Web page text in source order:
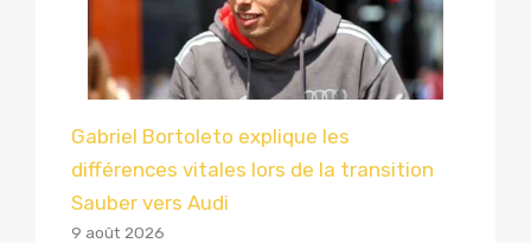
Gabriel Bortoleto explique les
différences vitales lors de la transition
Sauber vers Audi
9 août 2026